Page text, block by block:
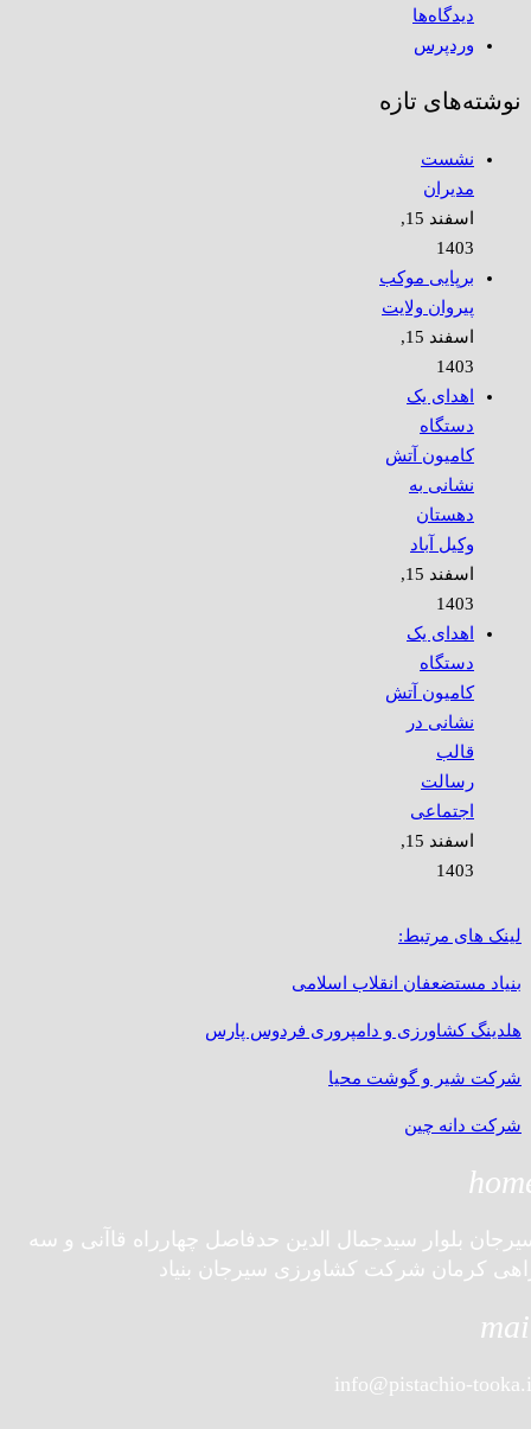
دیدگاه‌ها
وردپرس
نوشته‌های تازه
نشست
مدیران
اسفند 15,
1403
برپایی موکب
پیروان ولایت
اسفند 15,
1403
اهدای یک
دستگاه
کامیون آتش
نشانی به
دهستان
وکیل آباد
اسفند 15,
1403
اهدای یک
دستگاه
کامیون آتش
نشانی در
قالب
رسالت
اجتماعی
اسفند 15,
1403
لینک های مرتبط:
بنیاد مستضعفان انقلاب اسلامی
هلدینگ کشاورزی و دامپروری فردوس پارس
شرکت شیر و گوشت محیا
شرکت دانه چین
بلوار سیدجمال الدین حدفاصل چهارراه قاآنی و سه
کرمان شرکت کشاورزی سیرجان بنیاد
info@pistachio-